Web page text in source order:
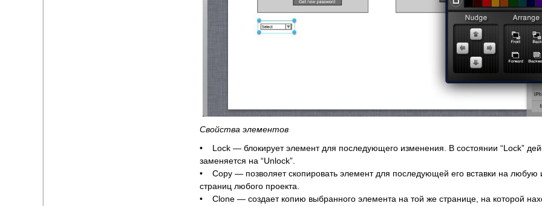
Свойства элементов
• Lock — блокирует элемент для последующего изменения. В состоянии “Lock”
заменяется на “Unlock”.
• Copy — позволяет скопировать элемент для последующей его вставки на любую
страниц любого проекта.
• Clone — создает копию выбранного элемента на той же странице, на которой